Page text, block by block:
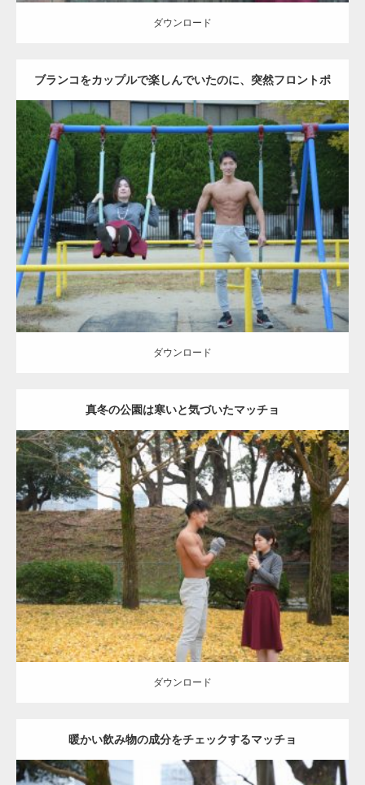
ダウンロード
ブランコをカップルで楽しんでいたのに、突然フロントポ
ーズをするマッチョ
Update: 2021.07.6
Category:公園のマッチョ その他 AKIHITO(細マッチョ) 腹筋 大胸筋
ダウンロード
ダウンロード
真冬の公園は寒いと気づいたマッチョ
Update: 2021.07.8
Category:公園のマッチョ その他 AKIHITO(細マッチョ) 上腕三頭筋
肩
ダウンロード
ダウンロード
暖かい飲み物の成分をチェックするマッチョ